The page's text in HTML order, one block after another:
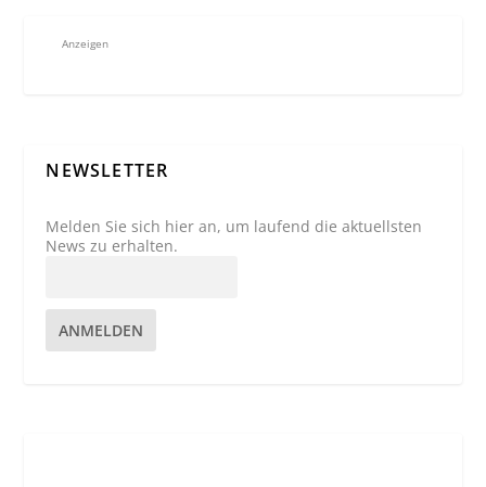
Anzeigen
NEWSLETTER
Melden Sie sich hier an, um laufend die aktuellsten
News zu erhalten.
ANMELDEN